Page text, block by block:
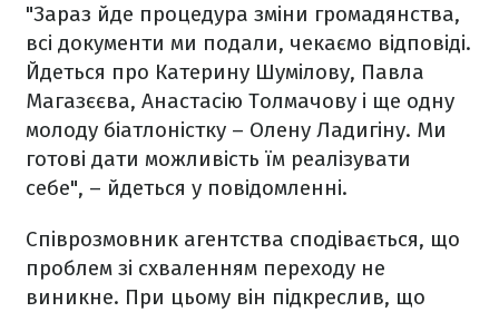
"Зараз йде процедура зміни громадянства,
всі документи ми подали, чекаємо відповіді.
Йдеться про Катерину Шумілову, Павла
Магазєєва, Анастасію Толмачову і ще одну
молоду біатлоністку – Олену Ладигіну. Ми
готові дати можливість їм реалізувати
себе", – йдеться у повідомленні.
Співрозмовник агентства сподівається, що
проблем зі схваленням переходу не
виникне. При цьому він підкреслив, що